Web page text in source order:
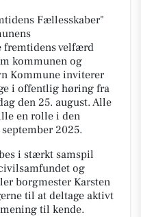
Fællesskaber"
fremtidens velfærd
kommunen og
Kommune inviterer
i offentlig høring fra
den 25. august. Alle
en rolle i den
2025.
i stærkt samspil
og
borgmester Karsten
til at deltage aktivt
til kende.